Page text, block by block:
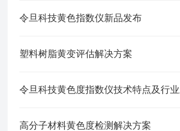
令旦科技黄色指数仪新品发布
塑料树脂黄变评估解决方案
令旦科技黄色度指数仪技术特点及行业
高分子材料黄色度检测解决方案